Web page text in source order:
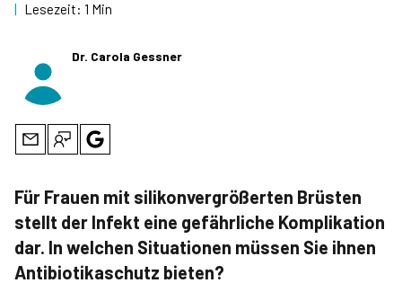
| Lesezeit: 1 Min
Dr. Carola Gessner
Für Frauen mit silikonvergrößerten Brüsten
stellt der Infekt eine gefährliche Komplikation
dar. In welchen Situationen müssen Sie ihnen
Antibiotikaschutz bieten?